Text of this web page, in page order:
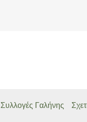
Συλλογές Γαλήνης